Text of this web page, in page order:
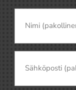
(pakollinen)
(Pakollinen)
Nimi